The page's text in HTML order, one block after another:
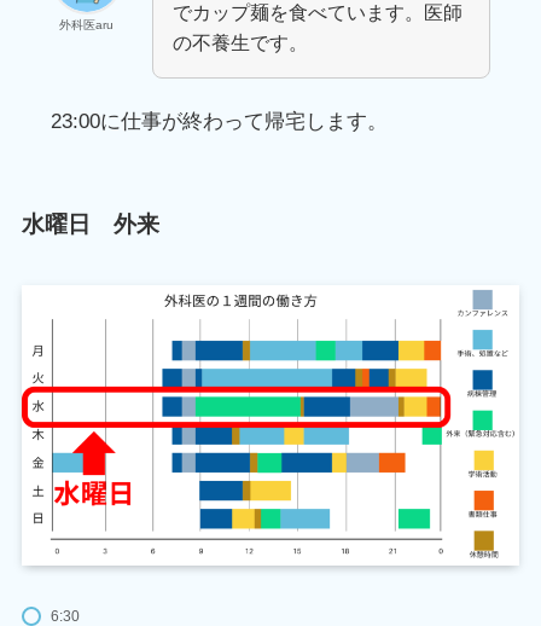
外科医aru
でカップ麺を食べています。医師
の不養生です。
23:00に仕事が終わって帰宅します。
水曜日 外来
6:30